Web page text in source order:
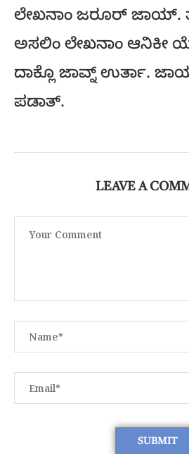
ಲೇಖನಾಂ ಜರೂರ್ ಜಾಯ್.
ಅಸಲಿಂ ಲೇಖನಾಂ ಆನಿಕೀ
ದಾಕ್ಲೊ ಜಾವ್ನ್ ಉರ್ತಾ.
ಪಡಾತ್.
LEAVE A